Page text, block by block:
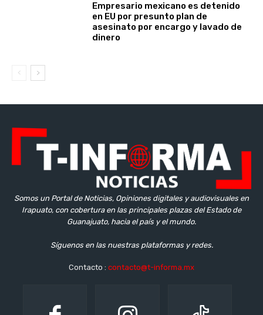
Empresario mexicano es detenido
en EU por presunto plan de
asesinato por encargo y lavado de
dinero
Somos un Portal de Noticias, Opiniones digitales y audiovisuales en
Irapuato, con cobertura en las principales plazas del Estado de
Guanajuato, hacia el país y el mundo.
Síguenos en las nuestras plataformas y redes.
Contacto : contacto@t-informa.mx